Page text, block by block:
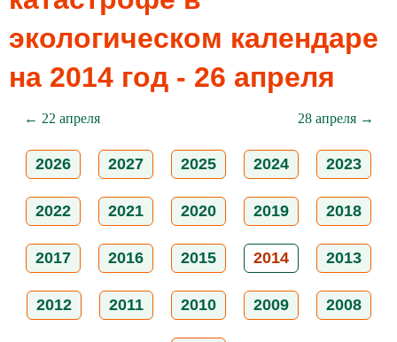
экологическом календаре
на 2014 год - 26 апреля
← 22 апреля 28 апреля →
2026 2027 2025 2024 2023
2022 2021 2020 2019 2018
2017 2016 2015 2014 2013
2012 2011 2010 2009 2008